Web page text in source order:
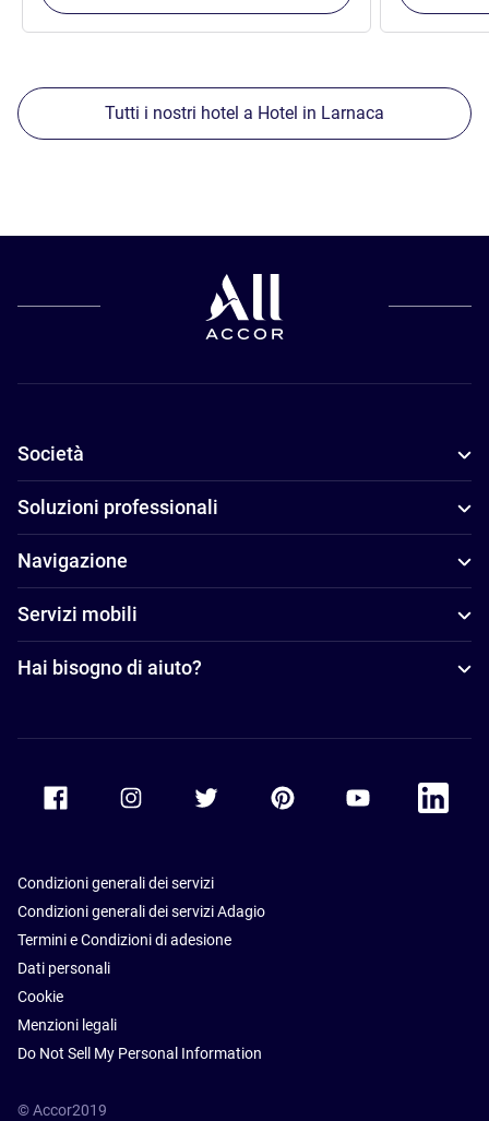
Tutti i nostri hotel a Hotel in Larnaca
Società
Soluzioni professionali
Navigazione
Servizi mobili
Hai bisogno di aiuto?
Accor Facebook Accor TwitterAccor PinterestAccor Youtube
Accor
Condizioni generali dei servizi
Condizioni generali dei servizi Adagio
Termini e Condizioni di adesione
Dati personali
Cookie
Menzioni legali
Do Not Sell My Personal Information
© Accor2019